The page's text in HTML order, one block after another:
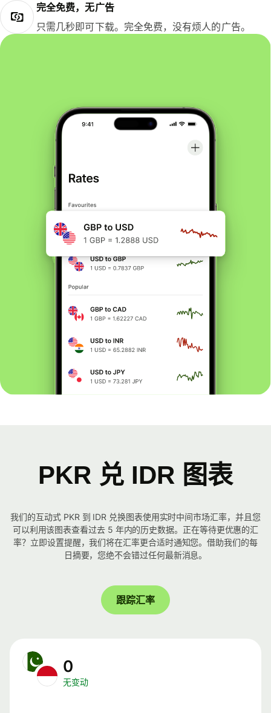
完全免费，无广告
只需几秒即可下载。完全免费，没有烦人的广告。
PKR 兑 IDR 图表
我们的互动式 PKR 到 IDR 兑换图表使用实时中间市场汇率，并且您
可以利用该图表查看过去 5 年内的历史数据。正在等待更优惠的汇
率？立即设置提醒，我们将在汇率更合适时通知您。借助我们的每
日摘要，您绝不会错过任何最新消息。
跟踪汇率
0
无变动